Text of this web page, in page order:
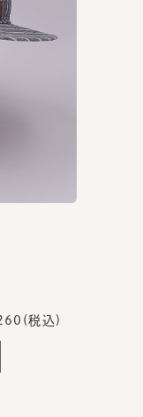
税込)